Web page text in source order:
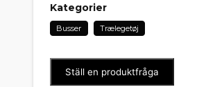
Kategorier
Busser Trælegetøj
Ställ en produktfråga